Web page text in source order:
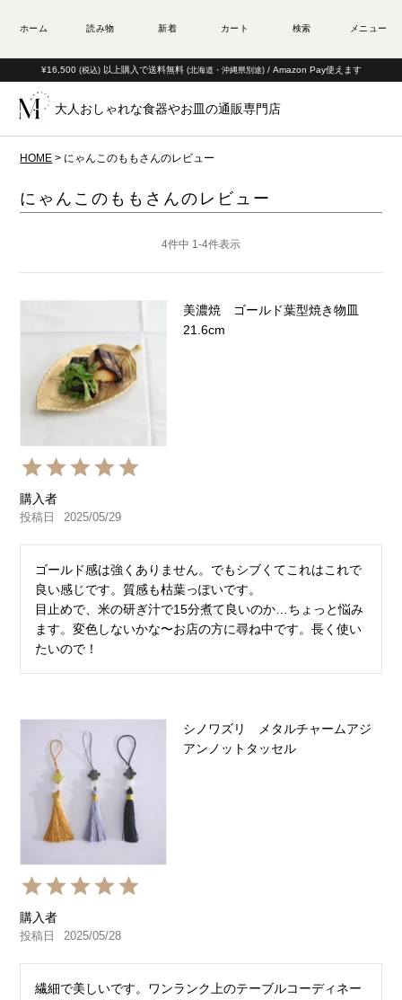
¥16,500 (税込) 以上購入で送料無料 (北海道・沖縄県別途) / Amazon Pay使えます
大人おしゃれな食器やお皿の通販専門店
HOME にゃんこのももさんのレビュー
にゃんこのももさんのレビュー
4件中 1-4件表示
美濃焼 ゴールド葉型焼き物皿
21.6cm
購入者
投稿日 2025/05/29
ゴールド感は強くありません。でもシブくてこれはこれで
良い感じです。質感も枯葉っぽいです。
目止めで、米の研ぎ汁で15分煮て良いのか…ちょっと悩み
ます。変色しないかな〜お店の方に尋ね中です。長く使い
たいので！
シノワズリ メタルチャームアジ
アンノットタッセル
購入者
投稿日 2025/05/28
繊細で美しいです。ワンランク上のテーブルコーディネー